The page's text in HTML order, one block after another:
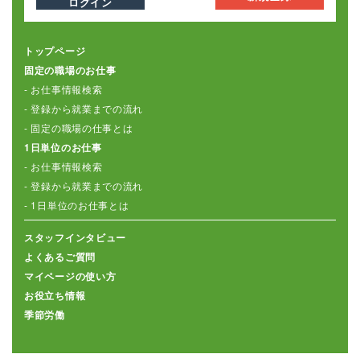
トップページ
固定の職場のお仕事
- お仕事情報検索
- 登録から就業までの流れ
- 固定の職場の仕事とは
1日単位のお仕事
- お仕事情報検索
- 登録から就業までの流れ
- 1日単位のお仕事とは
スタッフインタビュー
よくあるご質問
マイページの使い方
お役立ち情報
季節労働